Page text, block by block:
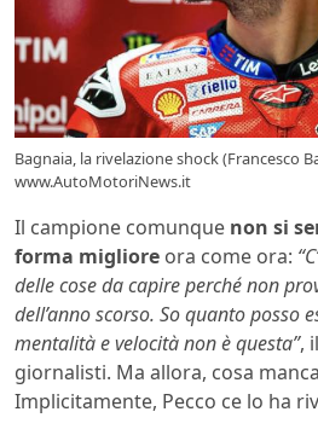
Bagnaia, la rivelazione shock (Francesco
www.AutoMotoriNews.it
Il campione comunque non si
forma migliore ora come ora:
delle cose da capire perché non
dell’anno scorso. So quanto posso
mentalità e velocità non è questa”,
giornalisti. Ma allora, cosa
Implicitamente, Pecco ce lo ha